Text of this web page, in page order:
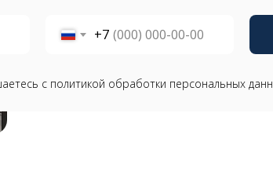
+7
с политикой обработки персональных